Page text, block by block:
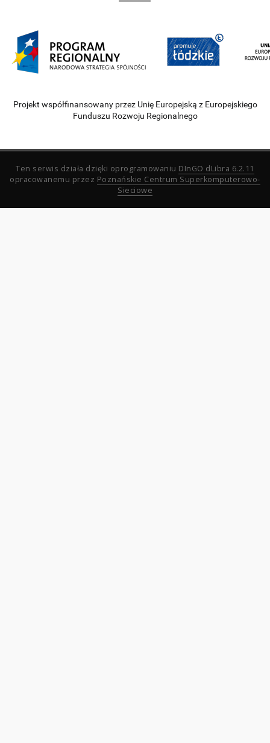
Projekt współfinansowany przez Unię Europejską z Europejskiego
Funduszu Rozwoju Regionalnego
Ten serwis działa dzięki oprogramowaniu DInGO dLibra 6.2.11
opracowanemu przez Poznańskie Centrum Superkomputerowo-
Sieciowe